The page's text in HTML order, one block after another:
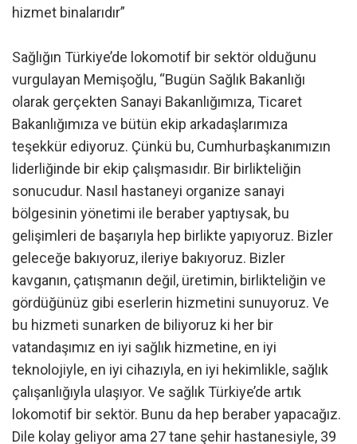
hizmet binalarıdır”
Sağlığın Türkiye’de lokomotif bir sektör olduğunu
vurgulayan Memişoğlu, “Bugün Sağlık Bakanlığı
olarak gerçekten Sanayi Bakanlığımıza, Ticaret
Bakanlığımıza ve bütün ekip arkadaşlarımıza
teşekkür ediyoruz. Çünkü bu, Cumhurbaşkanımızın
liderliğinde bir ekip çalışmasıdır. Bir birlikteliğin
sonucudur. Nasıl hastaneyi organize sanayi
bölgesinin yönetimi ile beraber yaptıysak, bu
gelişimleri de başarıyla hep birlikte yapıyoruz. Bizler
geleceğe bakıyoruz, ileriye bakıyoruz. Bizler
kavganın, çatışmanın değil, üretimin, birlikteliğin ve
gördüğünüz gibi eserlerin hizmetini sunuyoruz. Ve
bu hizmeti sunarken de biliyoruz ki her bir
vatandaşımız en iyi sağlık hizmetine, en iyi
teknolojiyle, en iyi cihazıyla, en iyi hekimlikle, sağlık
çalışanlığıyla ulaşıyor. Ve sağlık Türkiye’de artık
lokomotif bir sektör. Bunu da hep beraber yapacağız.
Dile kolay geliyor ama 27 tane şehir hastanesiyle, 39